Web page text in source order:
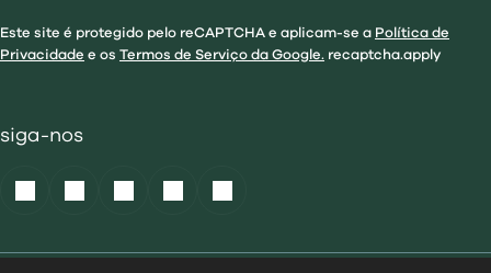
Este site é protegido pelo reCAPTCHA e aplicam-se a Política de
Privacidade e os Termos de Serviço da Google. recaptcha.apply
siga-nos